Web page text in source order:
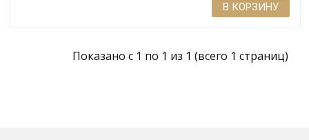
В КОРЗИНУ
Показано с 1 по 1 из 1 (всего 1 страниц)